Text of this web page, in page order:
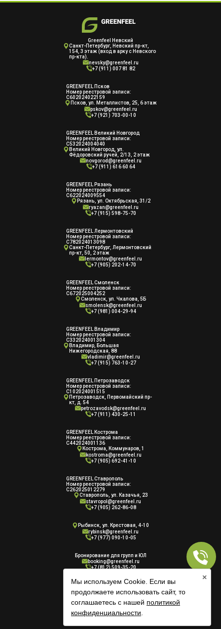
Greenfeel Невский
Cанкт-Петербург, Невский пр-кт,
154, 3 этаж (вход в арку с Невского
пр-кта).
nevsky@greenfeel.ru
+7 (911) 007 81 82
GREENFEEL Псков
Номер реестровой записи:
С602024022159
Псков, ул. Металлистов, 25, 6 этаж
pskov@greenfeel.ru
+7 (921) 703-00-10
GREENFEEL Великий Новгород
Номер реестровой записи:
С532024004040
Великий Новгород, ул.
Фёдоровский ручей, 2/13, 2 этаж
novgorod@greenfeel.ru
+7 (911) 616 60 64
GREENFEEL Рязань
Номер реестровой записи:
С622024009554
Рязань, ул. Октябрьская, 31/2
ryazan@greenfeel.ru
+7 (915) 598-75-70
GREENFEEL Лермонтовский
Номер реестровой записи:
С782024013098
Санкт-Петербург, Лермонтовский
пр-кт, 50, 2 этаж
lermontov@greenfeel.ru
+7 (905) 202-14-70
GREENFEEL Смоленск
Номер реестровой записи:
С672025004252
Смоленск, ул. Чкалова, 5Б
smolensk@greenfeel.ru
+7 (981) 004-29-94
GREENFEEL Владимир
Номер реестровой записи:
С332024001304
Владимир, Большая
Нижегородская, 88
vladimir@greenfeel.ru
+7 (915) 763-10-27
GREENFEEL Петрозаводск
Номер реестровой записи:
С102024001515
Петрозаводск, Первомайский пр-
кт, д. 54
petrozavodsk@greenfeel.ru
+7 (911) 430-25-11
GREENFEEL Кострома
Номер реестровой записи:
С442024001136
Кострома, Коммунаров, 1
kostroma@greenfeel.ru
+7 (905) 692-41-10
GREENFEEL Ставрополь
Номер реестровой записи:
С262025012279
Ставрополь, ул. Казачья, 23
stavropol@greenfeel.ru
+7 (905) 262-86-08
Рыбинск, ул. Крестовая, 4-10
rybinsk@greenfeel.ru
+7 (977) 090-10-05
Бронирование для групп и ЮЛ
booking@greenfeel.ru
+7 (812) 509-35-20
RUS|ENG
×
Мы используем Cookie. Если вы
продолжаете использовать сайт, то
соглашаетесь с нашей политикой
конфиденциальности